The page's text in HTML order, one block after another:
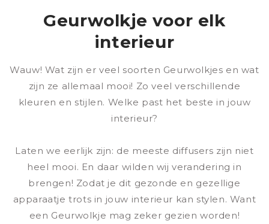
Geurwolkje voor elk
interieur
Wauw! Wat zijn er veel soorten Geurwolkjes en wat
zijn ze allemaal mooi! Zo veel verschillende
kleuren en stijlen. Welke past het beste in jouw
interieur?
Laten we eerlijk zijn: de meeste diffusers zijn niet
heel mooi. En daar wilden wij verandering in
brengen! Zodat je dit gezonde en gezellige
apparaatje trots in jouw interieur kan stylen. Want
een Geurwolkje mag zeker gezien worden!